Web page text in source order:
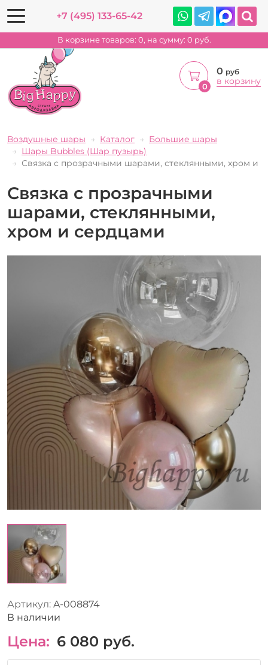
+7 (495) 133-65-42
В корзине товаров: 0, на сумму: 0 руб.
0
0 руб
в корзину
Воздушные шары Каталог
Большие шары
Шары Bubbles (Шар пузырь)
Связка с прозрачными шарами, стеклянными, хром и
Связка с прозрачными
шарами, стеклянными,
хром и сердцами
Артикул: A-008874
В наличии
Цена: 6 080 руб.